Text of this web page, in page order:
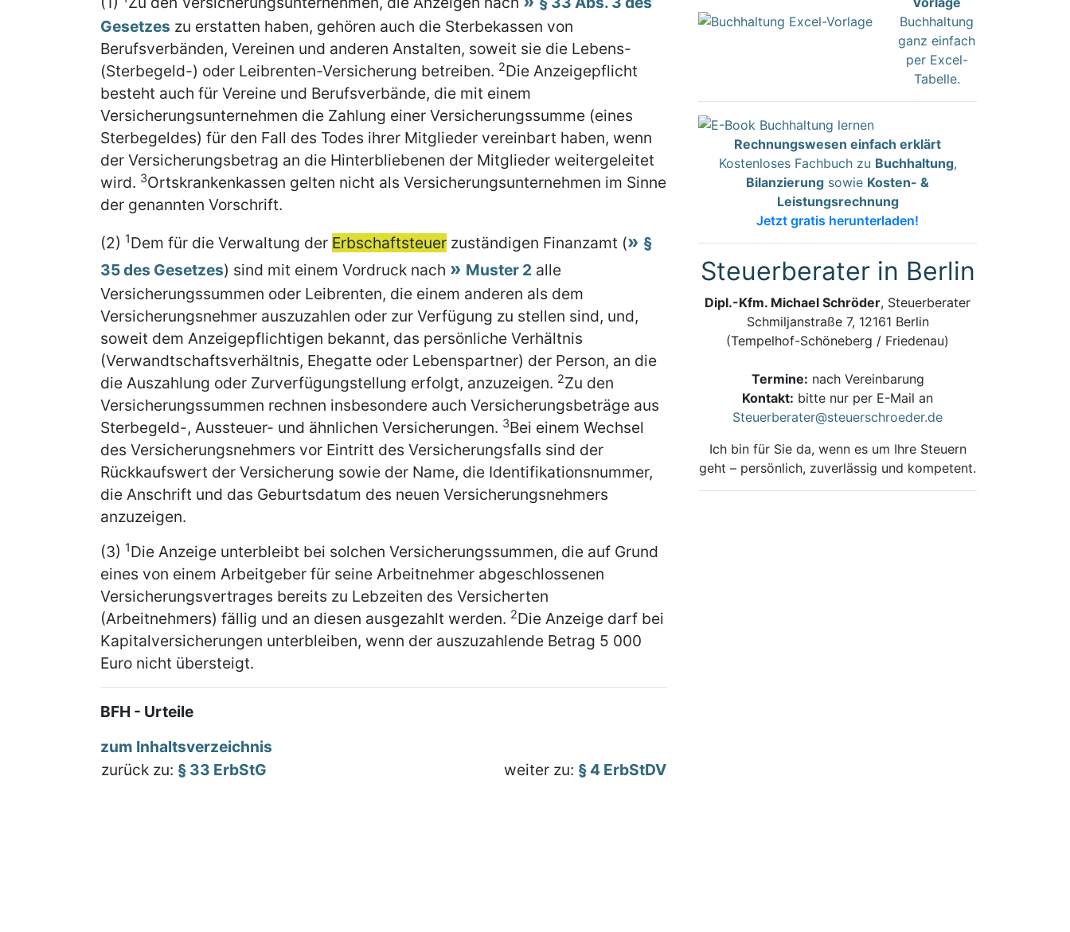
Gesetzes zu erstatten haben, gehören auch die Sterbekassen von
Berufsverbänden, Vereinen und anderen Anstalten, soweit sie die Lebens-
(Sterbegeld-) oder Leibrenten-Versicherung betreiben. 2Die Anzeigepflicht
besteht auch für Vereine und Berufsverbände, die mit einem
Versicherungsunternehmen die Zahlung einer Versicherungssumme (eines
Sterbegeldes) für den Fall des Todes ihrer Mitglieder vereinbart haben, wenn
der Versicherungsbetrag an die Hinterbliebenen der Mitglieder weitergeleitet
wird. 3Ortskrankenkassen gelten nicht als Versicherungsunternehmen im Sinne
der genannten Vorschrift.
(2) 1Dem für die Verwaltung der Erbschaftsteuer zuständigen Finanzamt (
§
35 des Gesetzes) sind mit einem Vordruck nach Muster 2 alle
Versicherungssummen oder Leibrenten, die einem anderen als dem
Versicherungsnehmer auszuzahlen oder zur Verfügung zu stellen sind, und,
soweit dem Anzeigepflichtigen bekannt, das persönliche Verhältnis
(Verwandtschaftsverhältnis, Ehegatte oder Lebenspartner) der Person, an die
die Auszahlung oder Zurverfügungstellung erfolgt, anzuzeigen. 2Zu den
Versicherungssummen rechnen insbesondere auch Versicherungsbeträge aus
Sterbegeld-, Aussteuer- und ähnlichen Versicherungen. 3Bei einem Wechsel
des Versicherungsnehmers vor Eintritt des Versicherungsfalls sind der
Rückkaufswert der Versicherung sowie der Name, die Identifikationsnummer,
die Anschrift und das Geburtsdatum des neuen Versicherungsnehmers
anzuzeigen.
(3) 1Die Anzeige unterbleibt bei solchen Versicherungssummen, die auf Grund
eines von einem Arbeitgeber für seine Arbeitnehmer abgeschlossenen
Versicherungsvertrages bereits zu Lebzeiten des Versicherten
(Arbeitnehmers) fällig und an diesen ausgezahlt werden. 2Die Anzeige darf bei
Kapitalversicherungen unterbleiben, wenn der auszuzahlende Betrag 5 000
Euro nicht übersteigt.
BFH - Urteile
zum Inhaltsverzeichnis
zurück zu: § 33 ErbStG weiter zu: § 4 ErbStDV
Buchhaltung
ganz einfach
per Excel-
Tabelle.
Rechnungswesen einfach erklärt
Kostenloses Fachbuch zu Buchhaltung,
Bilanzierung sowie Kosten- &
Leistungsrechnung
Jetzt gratis herunterladen!
Steuerberater in Berlin
Dipl.-Kfm. Michael Schröder, Steuerberater
Schmiljanstraße 7, 12161 Berlin
(Tempelhof-Schöneberg / Friedenau)
Termine: nach Vereinbarung
Kontakt: bitte nur per E-Mail an
Steuerberater@steuerschroeder.de
Ich bin für Sie da, wenn es um Ihre Steuern
geht – persönlich, zuverlässig und kompetent.